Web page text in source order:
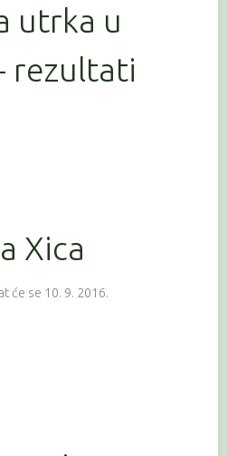
utrka u
rezultati
Xica
će se 10. 9. 2016.